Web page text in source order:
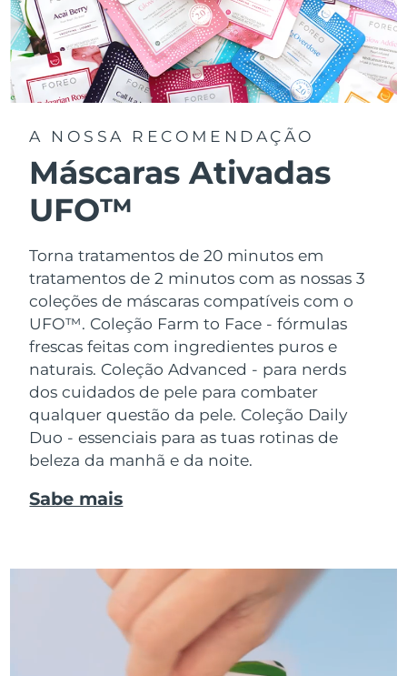
A NOSSA RECOMENDAÇÃO
Máscaras Ativadas
UFO™
Torna tratamentos de 20 minutos em
tratamentos de 2 minutos com as nossas 3
coleções de máscaras compatíveis com o
UFO™. Coleção Farm to Face - fórmulas
frescas feitas com ingredientes puros e
naturais. Coleção Advanced - para nerds
dos cuidados de pele para combater
qualquer questão da pele. Coleção Daily
Duo - essenciais para as tuas rotinas de
beleza da manhã e da noite.
Sabe mais